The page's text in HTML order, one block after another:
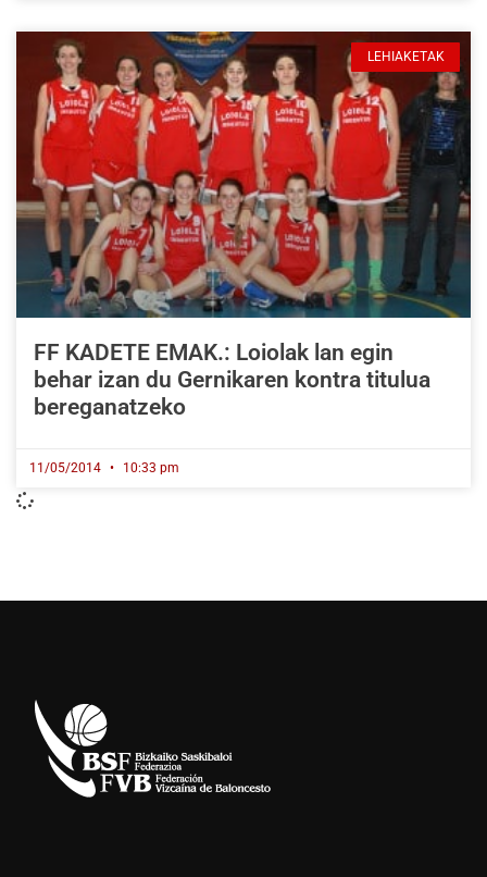
LEHIAKETAK
FF KADETE EMAK.: Loiolak lan egin
behar izan du Gernikaren kontra titulua
bereganatzeko
11/05/2014 10:33 pm